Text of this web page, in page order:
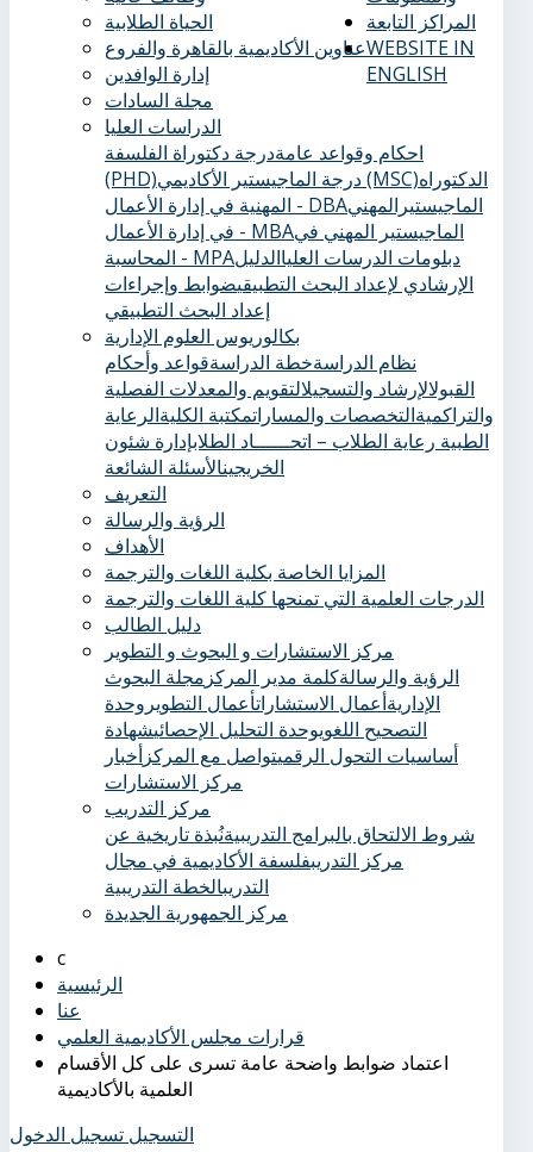
الحياة الطلابية
عناوين الأكاديمية بالقاهرة والفروع
إدارة الوافدين
مجلة السادات
الدراسات العليا
احكام وقواعد عامةدرجة دكتوراة الفلسفة
(PHD)
درجة الماجيستير الأكاديمي (MSC)الدكتوراه
المهنية في إدارة الأعمال - DBAالماجيستيرالمهني
في إدارة الأعمال - MBAالماجيستير المهني في
المحاسبة - MPA
دبلومات الدرسات العلياالدليل
الإرشادي لإعداد البحث التطبيقيضوابط وإجراءات
إعداد البحث التطبيقي
بكالوريوس العلوم الإدارية
نظام الدراسةخطة الدراسةقواعد وأحكام
القبولالإرشاد والتسجيلالتقويم والمعدلات الفصلية
والتراكميةالتخصصات والمساراتمكتبة الكليةالرعاية
الطبية ‏ رعاية الطلاب – اتحــــــاد الطلابإدارة شئون
الخريجينالأسئلة الشائعة
التعريف
الرؤية والرسالة
الأهداف
المزايا الخاصة بكلية اللغات والترجمة
الدرجات العلمية التي تمنحها كلية اللغات والترجمة
دليل الطالب
المراكز التابعة
مركز الاستشارات و البحوث و التطوير
الرؤية والرسالةكلمة مدير المركز مجلة البحوث
الإداريةأعمال الاستشاراتأعمال التطوير وحدة
التصحيح اللغويوحدة التحليل الإحصائيشهادة
أساسيات التحول الرقميتواصل مع المركزأخبار
مركز الاستشارات
مركز التدريب
شروط الالتحاق بالبرامج التدريبيةنُبذة تاريخية عن
مركز التدريبفلسفة الأكاديمية في مجال
التدريبالخطة التدريبية
مركز الجمهورية الجديدة
WEBSITE IN
ENGLISH
الرئيسية
عنا
قرارات مجلس الأكاديمية العلمي
اعتماد ضوابط واضحة عامة تسرى على كل الأقسام
العلمية بالأكاديمية
التسجيل تسجيل الدخول